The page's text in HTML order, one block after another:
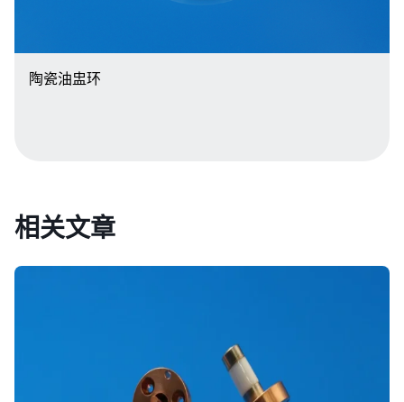
陶瓷油盅环
相关文章